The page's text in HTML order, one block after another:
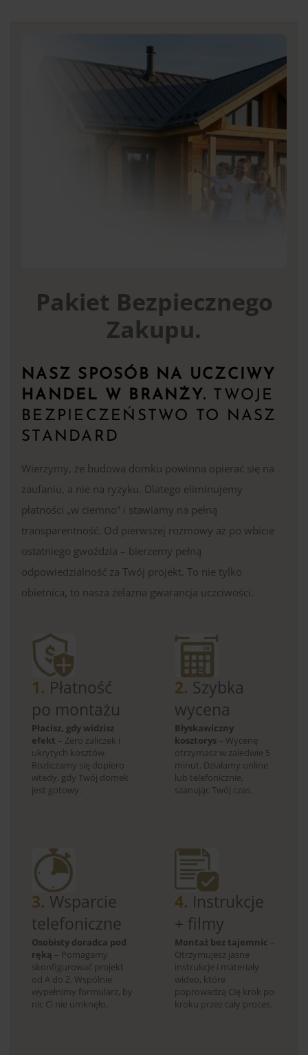
Pakiet Bezpiecznego
Zakupu.
NASZ SPOSÓB NA UCZCIWY
HANDEL W BRANŻY.
TWOJE
BEZPIECZEŃSTWO TO NASZ
STANDARD
Wierzymy, że budowa domku powinna opierać się na
zaufaniu, a nie na ryzyku. Dlatego eliminujemy
płatności „w ciemno” i stawiamy na pełną
transparentność. Od pierwszej rozmowy aż po wbicie
ostatniego gwoździa – bierzemy pełną
odpowiedzialność za Twój projekt. To nie tylko
obietnica, to nasza żelazna gwarancja uczciwości.
1. Płatność
po montażu
Płacisz, gdy widzisz
efekt – Zero zaliczek i
ukrytych kosztów.
Rozliczamy się dopiero
wtedy, gdy Twój domek
jest gotowy.
2. Szybka
wycena
Błyskawiczny
kosztorys – Wycenę
otrzymasz w zaledwie 5
minut. Działamy online
lub telefonicznie,
szanując Twój czas.
3. Wsparcie
telefoniczne
Osobisty doradca pod
ręką – Pomagamy
skonfigurować projekt
od A do Z. Wspólnie
wypełnimy formularz, by
nic Ci nie umknęło.
4. Instrukcje
+ filmy
Montaż bez tajemnic –
Otrzymujesz jasne
instrukcje i materiały
wideo, które
poprowadzą Cię krok po
kroku przez cały proces.